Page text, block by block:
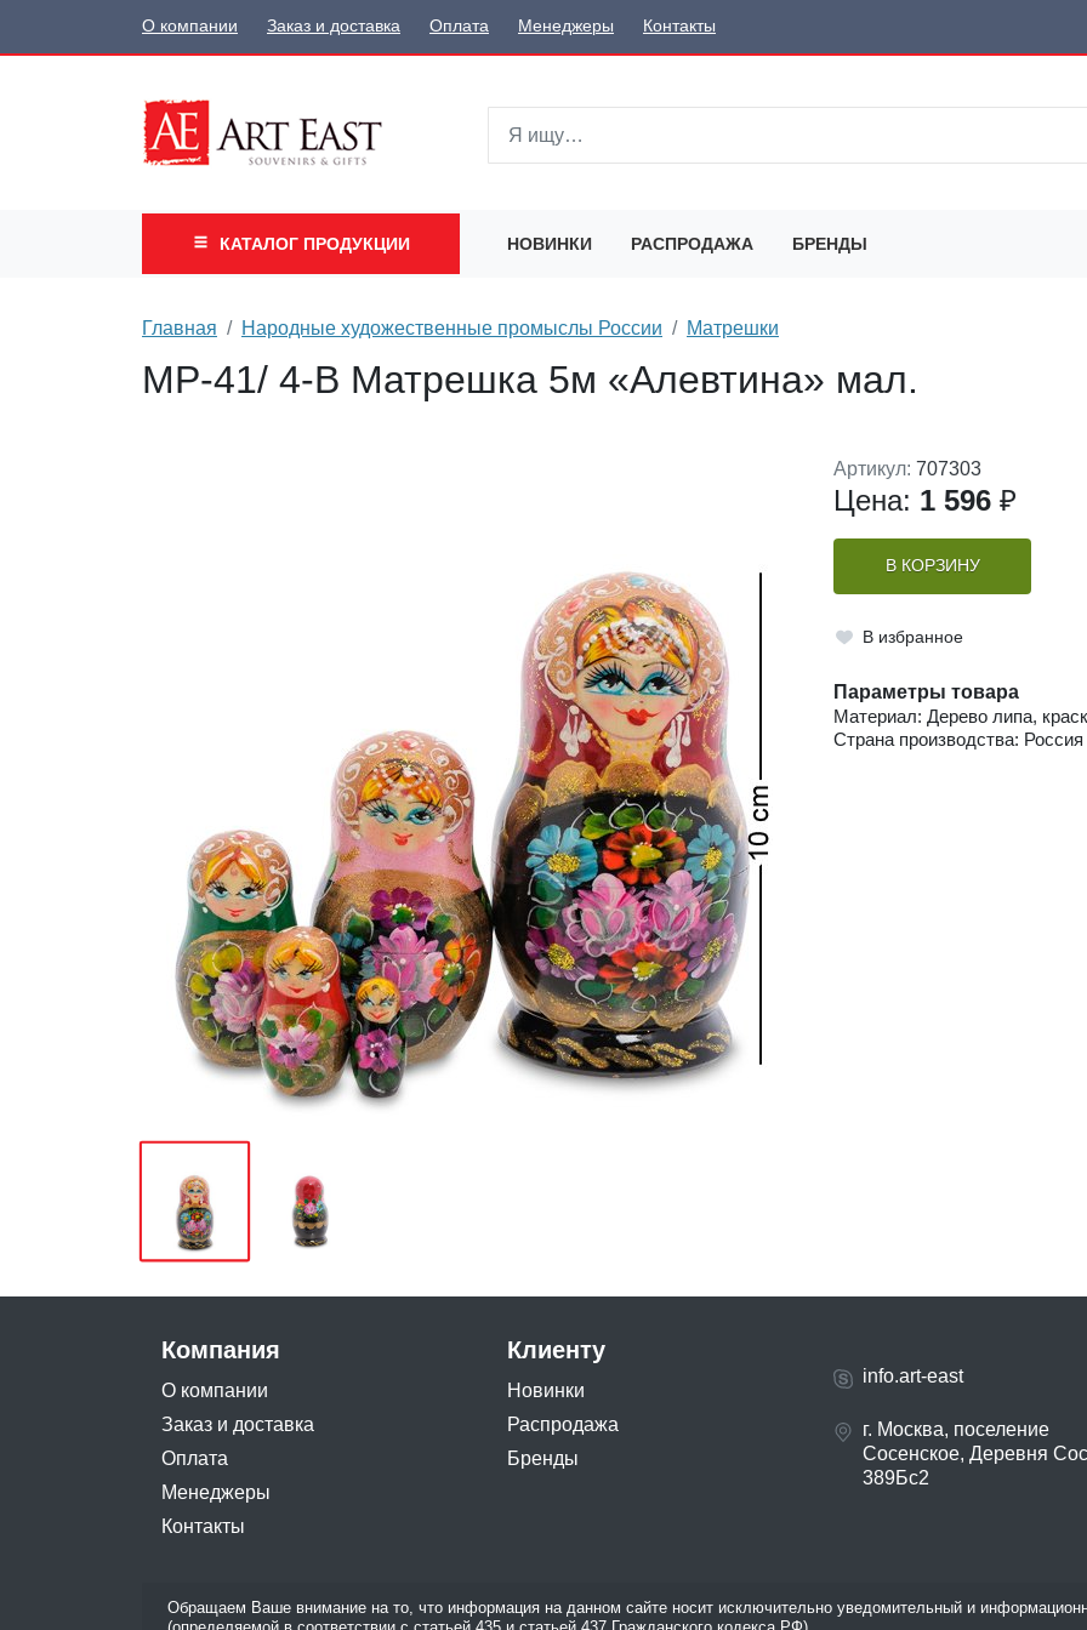
О компании Заказ и доставка Оплата Менеджеры Контакты
КАТАЛОГ ПРОДУКЦИИ НОВИНКИ РАСПРОДАЖА БРЕНДЫ
Главная Народные художественные промыслы России Матрешки
МР-41/ 4-B Матрешка 5м «Алевтина» мал.
Артикул: 707303
Цена: 1 596 ₽
В КОРЗИНУ
В избранное
Параметры товара
Материал: Дерево липа,
Страна производства: Россия
Компания
О компании
Заказ и доставка
Оплата
Менеджеры
Контакты
Клиенту
Новинки
Распродажа
Бренды
info.art-east
г. Москва, поселение
Сосенское, Деревня
389Бс2
Обращаем Ваше внимание на то, что информация на данном сайте носит исключительно уведомительный и